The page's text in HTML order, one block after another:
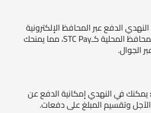
الدفع عبر المحافظ الإلكترونية
مثل Apple Pay وخدمة المحافظ المحلية كـSTC Pay، مما يمنحك
الجوال.
يمكنك في النهدي إمكانية الدفع عن
وتقسيم المبلغ على دفعات.